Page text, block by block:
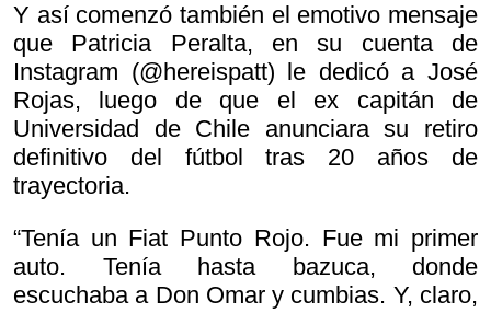
Y así comenzó también el emotivo mensaje
que Patricia Peralta, en su cuenta de
Instagram (@hereispatt) le dedicó a José
Rojas, luego de que el ex capitán de
Universidad de Chile anunciara su retiro
definitivo del fútbol tras 20 años de
trayectoria.
“Tenía un Fiat Punto Rojo. Fue mi primer
auto. Tenía hasta bazuca, donde
escuchaba a Don Omar y cumbias. Y, claro,